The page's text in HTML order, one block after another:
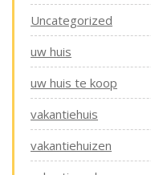
Uncategorized
uw huis
uw huis te koop
vakantiehuis
vakantiehuizen